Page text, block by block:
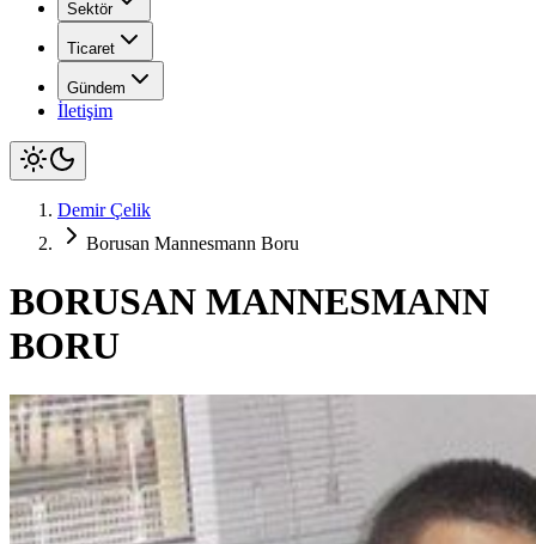
Sektör
Ticaret
Gündem
İletişim
Demir Çelik
Borusan Mannesmann Boru
BORUSAN MANNESMANN
BORU